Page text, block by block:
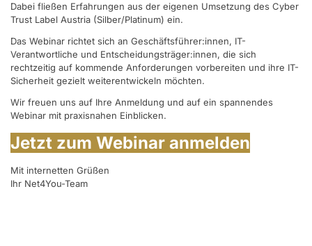
Dabei fließen Erfahrungen aus der eigenen Umsetzung des Cyber
Trust Label Austria (Silber/Platinum) ein.
Das Webinar richtet sich an Geschäftsführer:innen, IT-
Verantwortliche und Entscheidungsträger:innen, die sich
rechtzeitig auf kommende Anforderungen vorbereiten und ihre IT-
Sicherheit gezielt weiterentwickeln möchten.
Wir freuen uns auf Ihre Anmeldung und auf ein spannendes
Webinar mit praxisnahen Einblicken.
Jetzt zum Webinar anmelden
Mit internetten Grüßen
Ihr Net4You-Team